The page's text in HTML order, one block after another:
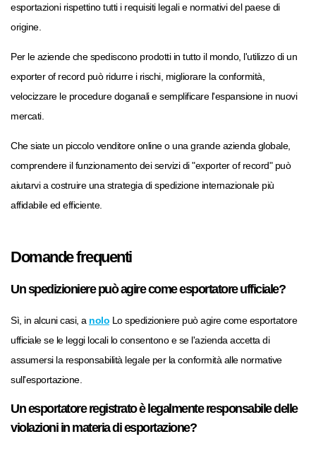
esportazioni rispettino tutti i requisiti legali e normativi del paese di
origine.
Per le aziende che spediscono prodotti in tutto il mondo, l'utilizzo di un
exporter of record può ridurre i rischi, migliorare la conformità,
velocizzare le procedure doganali e semplificare l'espansione in nuovi
mercati.
Che siate un piccolo venditore online o una grande azienda globale,
comprendere il funzionamento dei servizi di "exporter of record" può
aiutarvi a costruire una strategia di spedizione internazionale più
affidabile ed efficiente.
Domande frequenti
Un spedizioniere può agire come esportatore ufficiale?
Sì, in alcuni casi, a nolo Lo spedizioniere può agire come esportatore
ufficiale se le leggi locali lo consentono e se l'azienda accetta di
assumersi la responsabilità legale per la conformità alle normative
sull'esportazione.
Un esportatore registrato è legalmente responsabile delle
violazioni in materia di esportazione?